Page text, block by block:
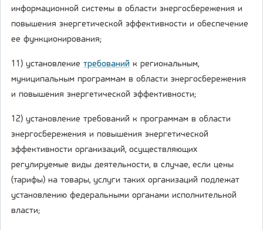
информационной системы в области энергосбережения и
повышения энергетической эффективности и обеспечение
ее функционирования;
11) установление требований к региональным,
муниципальным программам в области энергосбережения
и повышения энергетической эффективности;
12) установление требований к программам в области
энергосбережения и повышения энергетической
эффективности организаций, осуществляющих
регулируемые виды деятельности, в случае, если цены
(тарифы) на товары, услуги таких организаций подлежат
установлению федеральными органами исполнительной
власти;